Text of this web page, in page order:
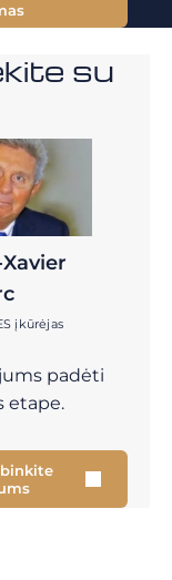
su
įkūrėjas
padėti
etape.